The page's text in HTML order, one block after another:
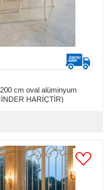
cm oval alüminyum
HARİÇTİR)